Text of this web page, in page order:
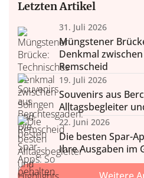
Letzten Artikel
31. Juli 2026
Müngstener
Denkmal
Remscheid
19. Juli 2026
Souvenirs aus
Alltagsbegleiter
22. Juni 2026
Die besten Spar-
Ihre Ausgaben im
Weitere